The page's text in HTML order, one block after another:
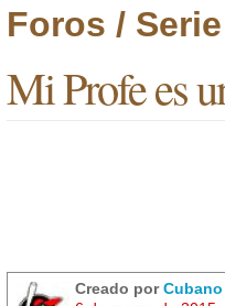
Foros /
Mi Profe es
Creado porCubano